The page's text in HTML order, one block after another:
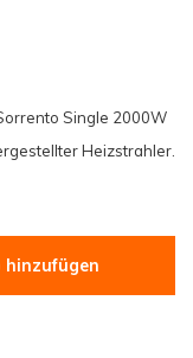
Single 2000W
Heizstrahler.
hinzufügen